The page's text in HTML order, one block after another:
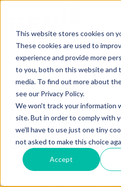
This website stores cookies on
These cookies are used to
experience and provide more
to you, both on this website and
media. To find out more about
see our Privacy Policy.
We won't track your information
site. But in order to comply with
we'll have to use just one tiny
not asked to make this choice
Accept
Service
Die Nextcloud bietet